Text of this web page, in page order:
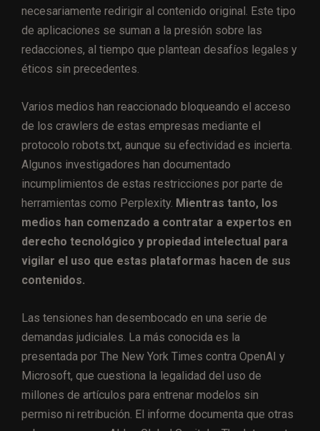
necesariamente redirigir al contenido original. Este tipo
de aplicaciones se suman a la presión sobre las
redacciones, al tiempo que plantean desafíos legales y
éticos sin precedentes.
Varios medios han reaccionado bloqueando el acceso
de los crawlers de estas empresas mediante el
protocolo robots.txt, aunque su efectividad es incierta.
Algunos investigadores han documentado
incumplimientos de estas restricciones por parte de
herramientas como Perplexity. Mientras tanto, los
medios han comenzado a contratar a expertos en
derecho tecnológico y propiedad intelectual para
vigilar el uso que estas plataformas hacen de sus
contenidos.
Las tensiones han desembocado en una serie de
demandas judiciales. La más conocida es la
presentada por The New York Times contra OpenAI y
Microsoft, que cuestiona la legalidad del uso de
millones de artículos para entrenar modelos sin
permiso ni retribución. El informe documenta que otras